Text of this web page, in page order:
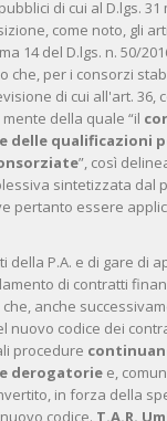
di cui al D.lgs. 31
come noto, gli
14 del D.lgs. n. 50/
che, per i consorzi
di cui all'art. 36,
mente della quale “il
delle qualificazioni
”, così
sintetizzata dal
pertanto essere
della P.A. e di gare di
di contratti
anche
nuovo codice dei
procedure
derogatorie e,
in forza della
nuovo codice. T.A.R.